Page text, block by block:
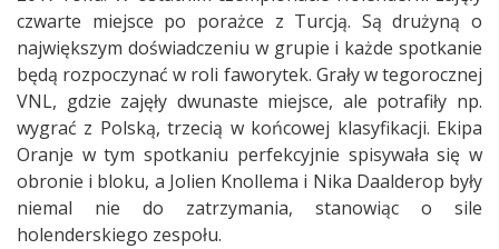
czwarte miejsce po porażce z Turcją. Są drużyną o
największym doświadczeniu w grupie i każde spotkanie
będą rozpoczynać w roli faworytek. Grały w tegorocznej
VNL, gdzie zajęły dwunaste miejsce, ale potrafiły np.
wygrać z Polską, trzecią w końcowej klasyfikacji. Ekipa
Oranje w tym spotkaniu perfekcyjnie spisywała się w
obronie i bloku, a Jolien Knollema i Nika Daalderop były
niemal nie do zatrzymania, stanowiąc o sile
holenderskiego zespołu.